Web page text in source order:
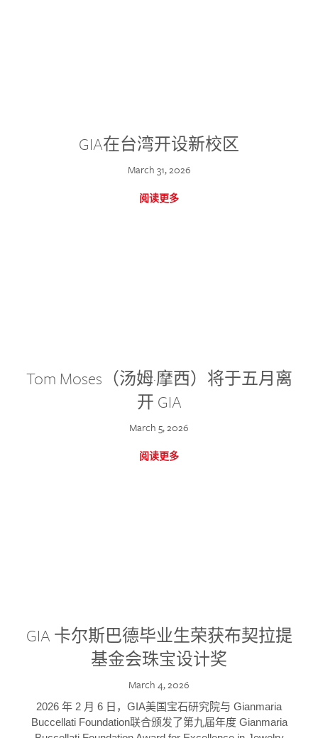
GIA在台湾开设新校区
March 31, 2026
阅读更多
Tom Moses（汤姆·摩西）将于五月离
开 GIA
March 5, 2026
阅读更多
GIA 卡尔斯巴德毕业生荣获布契拉提
基金会珠宝设计奖
March 4, 2026
2026 年 2 月 6 日，GIA美国宝石研究院与 Gianmaria
Buccellati Foundation联合颁发了第九届年度 Gianmaria